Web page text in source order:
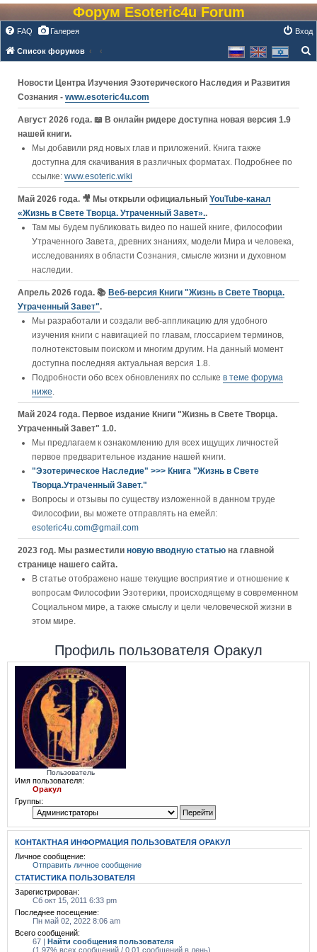
Форум Esoteric4u Forum
FAQ Галерея Вход
Список форумов
Новости Центра Изучения Эзотерического Наследия и Развития
Сознания - www.esoteric4u.com
Август 2026 года. 📖 В онлайн ридере доступна новая версия 1.9
нашей книги.
Мы добавили ряд новых глав и приложений. Книга также
доступна для скачивания в различных форматах. Подробнее по
ссылке: www.esoteric.wiki
Май 2026 года. 🎥 Мы открыли официальный YouTube‑канал
«Жизнь в Свете Творца. Утраченный Завет»..
Там мы будем публиковать видео по нашей книге, философии
Утраченного Завета, древних знаниях, модели Мира и человека,
исследованиях в области Сознания, смысле жизни и духовном
наследии.
Апрель 2026 года. 📚 Веб-версия Книги "Жизнь в Свете Творца.
Утраченный Завет".
Мы разработали и создали веб-аппликацию для удобного
изучения книги c навигацией по главам, глоссарием терминов,
полнотекстовым поиском и многим другим. На данный момент
доступна последняя актуальная версия 1.8.
Подробности обо всех обновлениях по сслыке в теме форума
ниже.
Май 2024 года. Первое издание Книги "Жизнь в Свете Творца.
Утраченный Завет" 1.0.
Мы предлагаем к ознакомлению для всех ищущих личностей
первое предварительное издание нашей книги.
"Эзотерическое Наследие" >>> Книга "Жизнь в Свете
Творца.Утраченный Завет."
Вопросы и отзывы по существу изложенной в данном труде
Философии, вы можете отправлять на емейл:
esoteric4u.com@gmail.com
2023 год. Мы разместили новую вводную статью на главной
странице нашего сайта.
В статье отображено наше текущие восприятие и отношение к
вопросам Философии Эзотерики, происходящему в современном
Социальном мире, а также смыслу и цели человеческой жизни в
этом мире.
Профиль пользователя Оракул
Пользователь
Имя пользователя:
Оракул
Группы:
КОНТАКТНАЯ ИНФОРМАЦИЯ ПОЛЬЗОВАТЕЛЯ ОРАКУЛ
Личное сообщение:
Отправить личное сообщение
СТАТИСТИКА ПОЛЬЗОВАТЕЛЯ
Зарегистрирован:
Сб окт 15, 2011 6:33 pm
Последнее посещение:
Пн май 02, 2022 8:06 am
Всего сообщений:
67 | Найти сообщения пользователя
(1.97% всех сообщений / 0.01 сообщений в день)